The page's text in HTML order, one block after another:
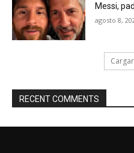
Messi,
agosto 8,
RECENT COMMENTS